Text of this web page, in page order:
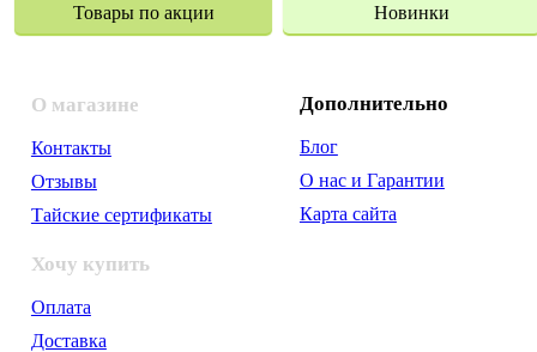
Товары по акции Новинки
О магазине
Контакты
Отзывы
Тайские сертификаты
Хочу купить
Оплата
Доставка
Дополнительно
Блог
О нас и Гарантии
Карта сайта